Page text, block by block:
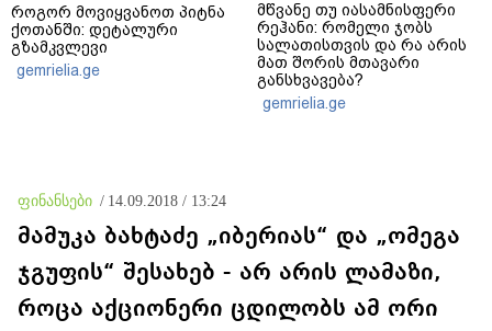
როგორ მოვიყვანოთ პიტნა
ქოთანში: დეტალური
გზამკვლევი
gemrielia.ge
მწვანე თუ იასამნისფერი
რეჰანი: რომელი ჯობს
სალათისთვის და რა არის
მათ შორის მთავარი
განსხვავება?
gemrielia.ge
ფინანსები / 14.09.2018 / 13:24
მამუკა ბახტაძე „იბერიას“ და „ომეგა
ჯგუფის“ შესახებ - არ არის ლამაზი,
როცა აქციონერი ცდილობს ამ ორი